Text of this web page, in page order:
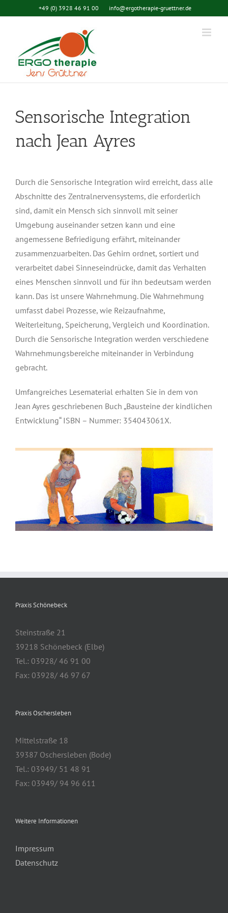
+49 (0) 3928 46 91 00 info@ergotherapie-gruettner.de
Sensorische Integration
nach Jean Ayres
Durch die Sensorische Integration wird erreicht, dass alle
Abschnitte des Zentralnervensystems, die erforderlich
sind, damit ein Mensch sich sinnvoll mit seiner
Umgebung auseinander setzen kann und eine
angemessene Befriedigung erfährt, miteinander
zusammenzuarbeiten. Das Gehirn ordnet, sortiert und
verarbeitet dabei Sinneseindrücke, damit das Verhalten
eines Menschen sinnvoll und für ihn bedeutsam werden
kann. Das ist unsere Wahrnehmung. Die Wahrnehmung
umfasst dabei Prozesse, wie Reizaufnahme,
Weiterleitung, Speicherung, Vergleich und Koordination.
Durch die Sensorische Integration werden verschiedene
Wahrnehmungsbereiche miteinander in Verbindung
gebracht.
Umfangreiches Lesematerial erhalten Sie in dem von
Jean Ayres geschriebenen Buch „Bausteine der kindlichen
Entwicklung“ ISBN – Nummer: 354043061X.
Praxis Schönebeck
Steinstraße 21
39218 Schönebeck (Elbe)
Tel.: 03928/ 46 91 00
Fax: 03928/ 46 97 67
Praxis Oschersleben
Mittelstraße 18
39387 Oschersleben (Bode)
Tel.: 03949/ 51 48 91
Fax: 03949/ 94 96 611
Weitere Informationen
Impressum
Datenschutz